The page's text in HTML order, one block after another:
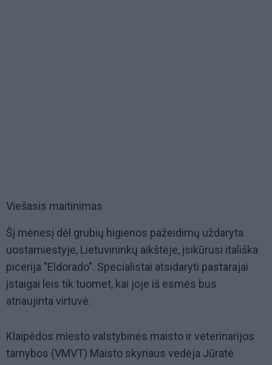
Viešasis maitinimas
Šį mėnesį dėl grubių higienos pažeidimų uždaryta
uostamiestyje, Lietuvininkų aikštėje, įsikūrusi itališka
picerija "Eldorado". Specialistai atsidaryti pastarajai
įstaigai leis tik tuomet, kai joje iš esmės bus
atnaujinta virtuvė.
Klaipėdos miesto valstybinės maisto ir veterinarijos
tarnybos (VMVT) Maisto skyriaus vedėja Jūratė